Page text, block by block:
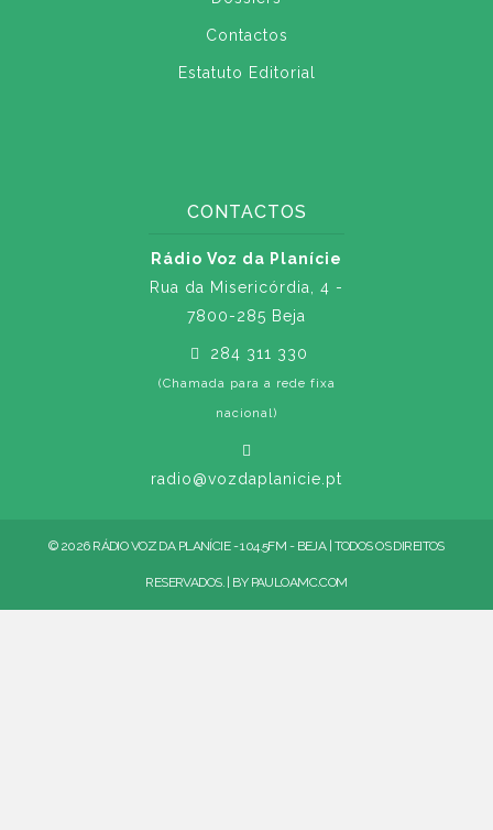
Contactos
Estatuto Editorial
CONTACTOS
Rádio Voz da Planície
Rua da Misericórdia, 4 -
7800-285 Beja
284 311 330
(Chamada para a rede fixa
nacional)
radio@vozdaplanicie.pt
© 2026 RÁDIO VOZ DA PLANÍCIE - 104.5FM - BEJA | TODOS OS DIREITOS
RESERVADOS. | BY PAULOAMC.COM